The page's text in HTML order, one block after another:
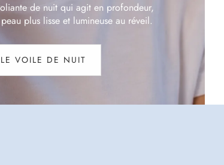
de nuit qui agit en profondeur,
plus lisse et lumineuse au réveil.
VOILE DE NUIT
VOILE